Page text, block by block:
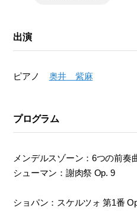
出演
ピアノ 奥井 紫麻
プログラム
メンデルスゾーン：6つの前奏
シューマン：謝肉祭 Op. 9
ショパン：スケルツォ 第1番